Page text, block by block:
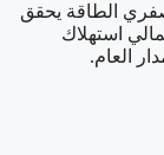
الطاقة يحقق
استهلاك
العام.